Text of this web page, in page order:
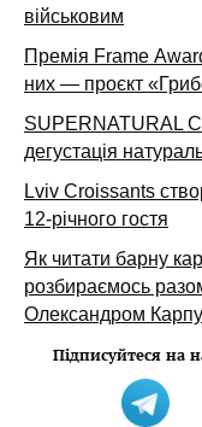
військовим
Премія Frame
них — проєкт
SUPERNATURAL
дегустація
Lviv Croissants
12-річного гостя
Як читати барну
розбираємось
Олександром
Підписуйтеся на